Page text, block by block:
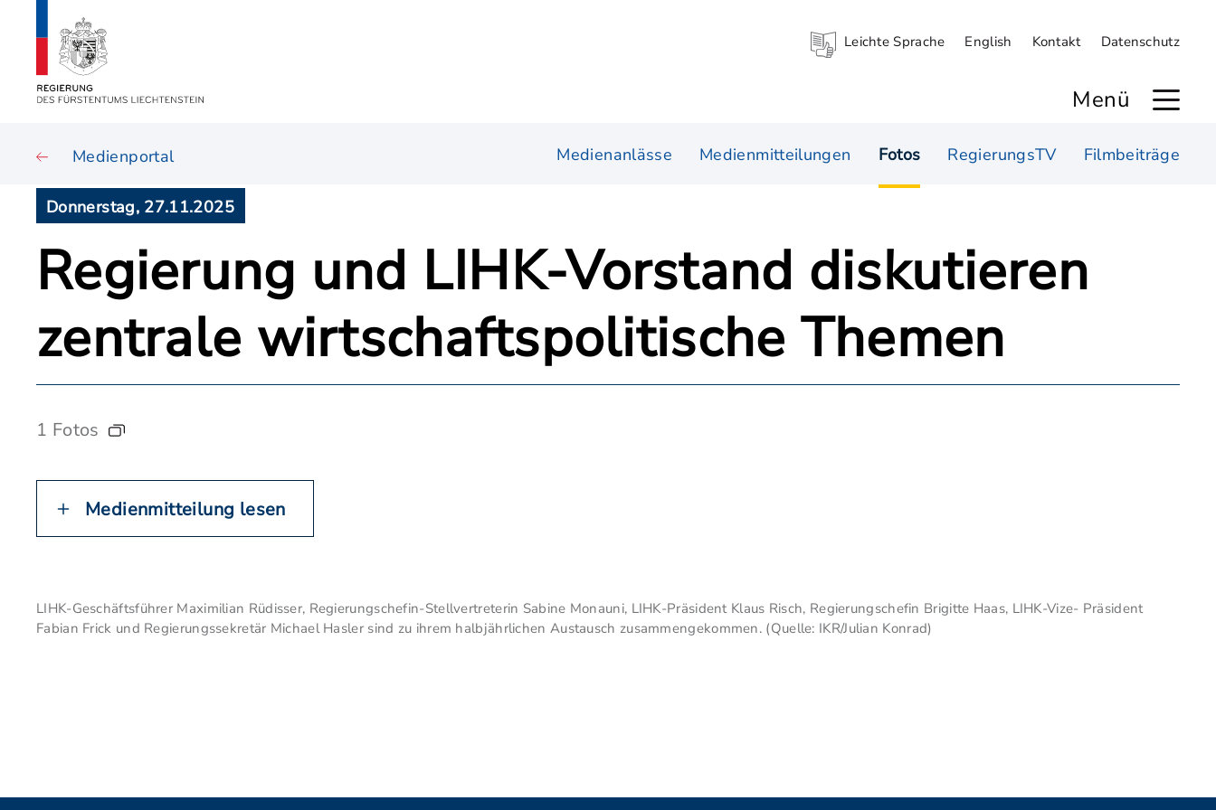
Leichte Sprache English Kontakt Datenschutz
Menü
Medienportal Medienanlässe Medienmitteilungen Fotos RegierungsTV Filmbeiträge
Donnerstag, 27.11.2025
Regierung und LIHK-Vorstand diskutieren
zentrale wirtschaftspolitische Themen
1 Fotos
Medienmitteilung lesen
LIHK-Geschäftsführer Maximilian Rüdisser, Regierungschefin-Stellvertreterin Sabine Monauni, LIHK-Präsident Klaus Risch, Regierungschefin Brigitte Haas, LIHK-Vize- Präsident
Fabian Frick und Regierungssekretär Michael Hasler sind zu ihrem halbjährlichen Austausch zusammengekommen. (Quelle: IKR/Julian Konrad)